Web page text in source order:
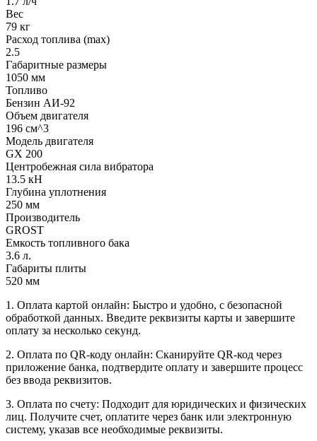
Вес
79 кг
Расход топлива (max)
2.5
Габаритные размеры
1050 мм
Топливо
Бензин АИ-92
Объем двигателя
196 см^3
Модель двигателя
GX 200
Центробежная сила вибратора
13.5 кН
Глубина уплотнения
250 мм
Производитель
GROST
Емкость топливного бака
3.6 л.
Габариты плиты
520 мм
1. Оплата картой онлайн: Быстро и удобно, с безопасной
обработкой данных. Введите реквизиты карты и завершите
оплату за несколько секунд.
2. Оплата по QR-коду онлайн: Сканируйте QR-код через
приложение банка, подтвердите оплату и завершите процесс
без ввода реквизитов.
3. Оплата по счету: Подходит для юридических и физических
лиц. Получите счет, оплатите через банк или электронную
систему, указав все необходимые реквизиты.